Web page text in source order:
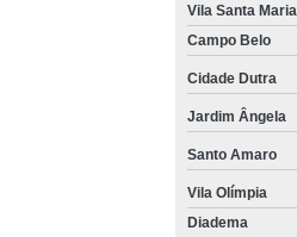
Vila Santa Maria
Campo Belo
Cidade Dutra
Jardim Ângela
Santo Amaro
Vila Olímpia
Diadema